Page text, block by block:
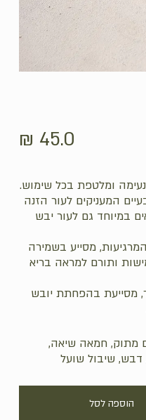
₪ 45.0
ומלטפת בכל שימוש.
המעניקים לעור הזנה
במיוחד גם לעור יבש
מסייע בשמירה
ותורם למראה בריא
מסייעת בהפחתת יובש
מתוק, חמאה שיאה,
דבש, שיבול שועל
הוספה לסל